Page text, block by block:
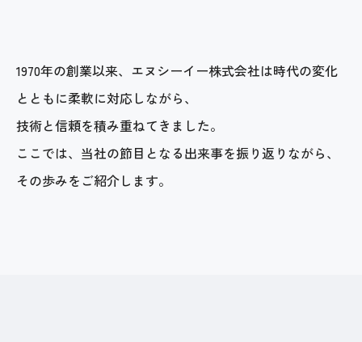
個人情報保護方針
1970年の創業以来、エヌシーイー株式会社は時代の変化
とともに柔軟に対応しながら、
技術と信頼を積み重ねてきました。
ここでは、当社の節目となる出来事を振り返りながら、
その歩みをご紹介します。